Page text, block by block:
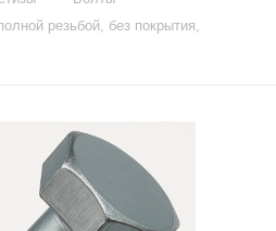
резьбой, без покрытия,